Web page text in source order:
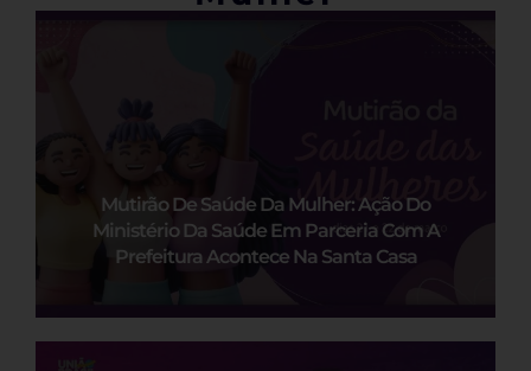
Mutirão De Saúde Da Mulher: Ação Do
Ministério Da Saúde Em Parceria Com A
Prefeitura Acontece Na Santa Casa